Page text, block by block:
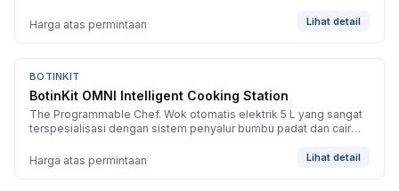
Harga atas permintaan
Lihat detail
BARU
BOTINKIT
BotinKit OMNI Intelligent Cooking Station
The Programmable Chef. Wok otomatis elektrik 5 L yang sangat
terspesialisasi dengan sistem penyalur bumbu padat dan cair
presisi.
Harga atas permintaan Lihat detail